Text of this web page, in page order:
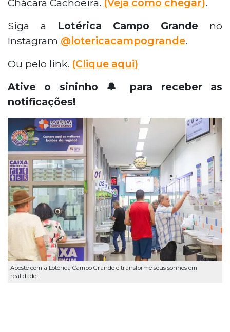
Chácara Cachoeira. (Veja como chegar).
Siga a Lotérica Campo Grande no
Instagram @lotericacampogrande.
Ou pelo link. (Clique aqui)
Ative o sininho 🔔 para receber as
notificações!
Aposte com a Lotérica Campo Grande e transforme seus sonhos em
realidade!